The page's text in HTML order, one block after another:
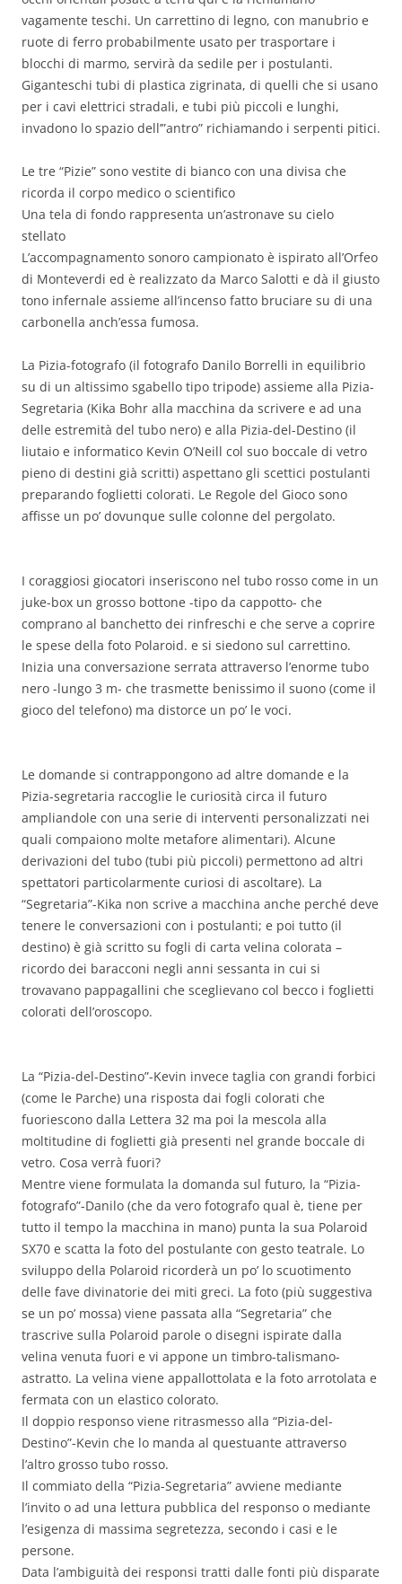
vagamente teschi. Un carrettino di legno, con manubrio e
ruote di ferro probabilmente usato per trasportare i
blocchi di marmo, servirà da sedile per i postulanti.
Giganteschi tubi di plastica zigrinata, di quelli che si usano
per i cavi elettrici stradali, e tubi più piccoli e lunghi,
invadono lo spazio dell’”antro” richiamando i serpenti pitici.
Le tre “Pizie” sono vestite di bianco con una divisa che
ricorda il corpo medico o scientifico
Una tela di fondo rappresenta un’astronave su cielo
stellato
L’accompagnamento sonoro campionato è ispirato all’Orfeo
di Monteverdi ed è realizzato da Marco Salotti e dà il giusto
tono infernale assieme all’incenso fatto bruciare su di una
carbonella anch’essa fumosa.
La Pizia-fotografo (il fotografo Danilo Borrelli in equilibrio
su di un altissimo sgabello tipo tripode) assieme alla Pizia-
Segretaria (Kika Bohr alla macchina da scrivere e ad una
delle estremità del tubo nero) e alla Pizia-del-Destino (il
liutaio e informatico Kevin O’Neill col suo boccale di vetro
pieno di destini già scritti) aspettano gli scettici postulanti
preparando foglietti colorati. Le Regole del Gioco sono
affisse un po’ dovunque sulle colonne del pergolato.
I coraggiosi giocatori inseriscono nel tubo rosso come in un
juke-box un grosso bottone -tipo da cappotto- che
comprano al banchetto dei rinfreschi e che serve a coprire
le spese della foto Polaroid. e si siedono sul carrettino.
Inizia una conversazione serrata attraverso l’enorme tubo
nero -lungo 3 m- che trasmette benissimo il suono (come il
gioco del telefono) ma distorce un po’ le voci.
Le domande si contrappongono ad altre domande e la
Pizia-segretaria raccoglie le curiosità circa il futuro
ampliandole con una serie di interventi personalizzati nei
quali compaiono molte metafore alimentari). Alcune
derivazioni del tubo (tubi più piccoli) permettono ad altri
spettatori particolarmente curiosi di ascoltare). La
“Segretaria”-Kika non scrive a macchina anche perché deve
tenere le conversazioni con i postulanti; e poi tutto (il
destino) è già scritto su fogli di carta velina colorata –
ricordo dei baracconi negli anni sessanta in cui si
trovavano pappagallini che sceglievano col becco i foglietti
colorati dell’oroscopo.
La “Pizia-del-Destino”-Kevin invece taglia con grandi forbici
(come le Parche) una risposta dai fogli colorati che
fuoriescono dalla Lettera 32 ma poi la mescola alla
moltitudine di foglietti già presenti nel grande boccale di
vetro. Cosa verrà fuori?
Mentre viene formulata la domanda sul futuro, la “Pizia-
fotografo”-Danilo (che da vero fotografo qual è, tiene per
tutto il tempo la macchina in mano) punta la sua Polaroid
SX70 e scatta la foto del postulante con gesto teatrale. Lo
sviluppo della Polaroid ricorderà un po’ lo scuotimento
delle fave divinatorie dei miti greci. La foto (più suggestiva
se un po’ mossa) viene passata alla “Segretaria” che
trascrive sulla Polaroid parole o disegni ispirate dalla
velina venuta fuori e vi appone un timbro-talismano-
astratto. La velina viene appallottolata e la foto arrotolata e
fermata con un elastico colorato.
Il doppio responso viene ritrasmesso alla “Pizia-del-
Destino”-Kevin che lo manda al questuante attraverso
l’altro grosso tubo rosso.
Il commiato della “Pizia-Segretaria” avviene mediante
l’invito o ad una lettura pubblica del responso o mediante
l’esigenza di massima segretezza, secondo i casi e le
persone.
Data l’ambiguità dei responsi tratti dalle fonti più disparate